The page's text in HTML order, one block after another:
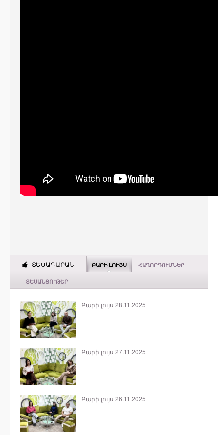
ՏԵՍԱԴԱՐԱՆ ԲԱՐԻ ԼՈՒՅՍ ՀԱՂՈՐԴՈՒՄՆԵՐ
ՏԵՍԱՆՅՈՒԹԵՐ
Բարի լույս 28.11.2025
Բարի լույս 27.11.2025
Բարի լույս 26.11.2025